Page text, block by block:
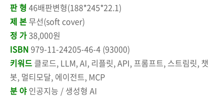
판 형 46배판변형(188*245*22.1)
제 본 무선(soft cover)
정 가38,000원
ISBN 979-11-24205-46-4 (93000)
키워드 클로드, LLM, AI, 리플릿, API, 프롬프트, 스트림릿, 챗
봇, 멀티모달, 에이전트, MCP
분 야 인공지능 / 생성형 AI